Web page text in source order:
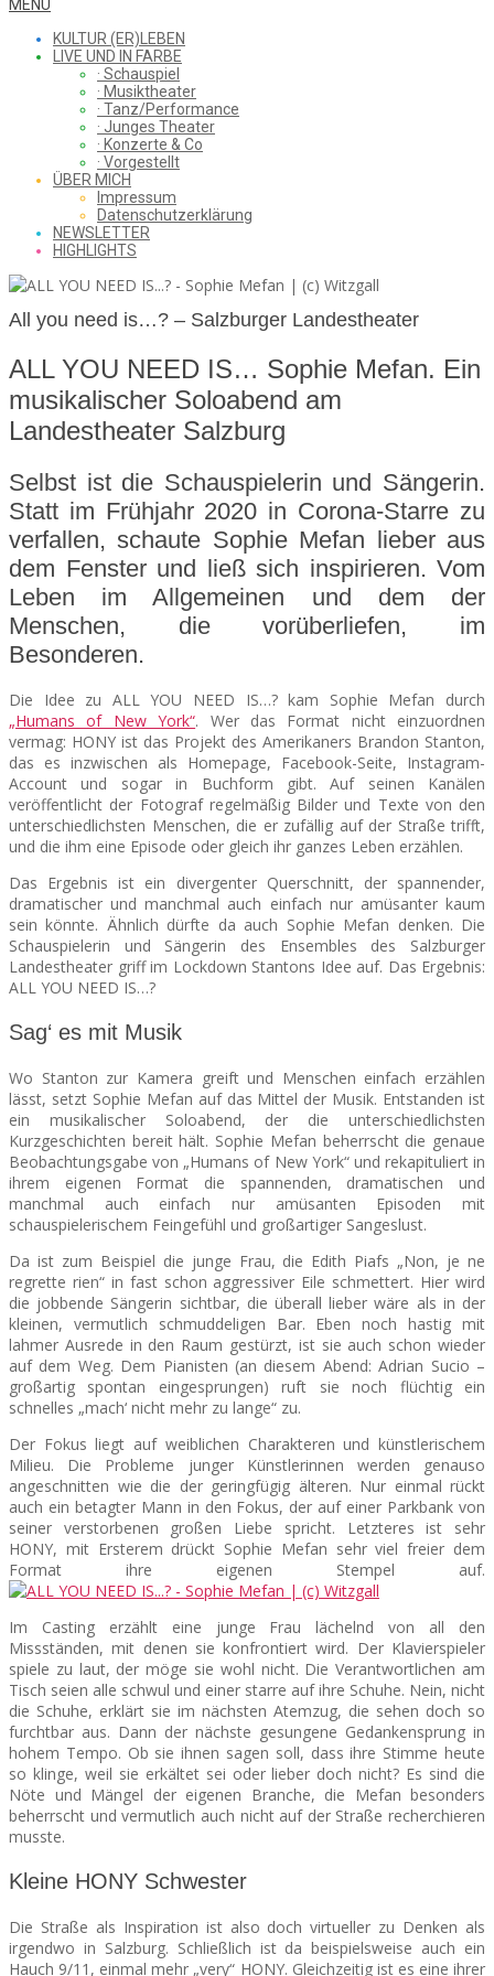
WHAT
SAW
FROM
THE
CHEAP
SEATS
Menu
MENU
KULTUR (ER)LEBEN
LIVE UND IN FARBE
· Schauspiel
· Musiktheater
· Tanz/Performance
· Junges Theater
· Konzerte & Co
· Vorgestellt
ÜBER MICH
Impressum
Datenschutzerklärung
NEWSLETTER
HIGHLIGHTS
All you need is…? – Salzburger Landestheater
ALL YOU NEED IS… Sophie Mefan. Ein
musikalischer Soloabend am
Landestheater Salzburg
Selbst ist die Schauspielerin und Sängerin.
Statt im Frühjahr 2020 in Corona-Starre zu
verfallen, schaute Sophie Mefan lieber aus
dem Fenster und ließ sich inspirieren. Vom
Leben im Allgemeinen und dem der
Menschen, die vorüberliefen, im
Besonderen.
Die Idee zu ALL YOU NEED IS…? kam Sophie Mefan durch
„Humans of New York“. Wer das Format nicht einzuordnen
vermag: HONY ist das Projekt des Amerikaners Brandon Stanton,
das es inzwischen als Homepage, Facebook-Seite, Instagram-
Account und sogar in Buchform gibt. Auf seinen Kanälen
veröffentlicht der Fotograf regelmäßig Bilder und Texte von den
unterschiedlichsten Menschen, die er zufällig auf der Straße trifft,
und die ihm eine Episode oder gleich ihr ganzes Leben erzählen.
Das Ergebnis ist ein divergenter Querschnitt, der spannender,
dramatischer und manchmal auch einfach nur amüsanter kaum
sein könnte. Ähnlich dürfte da auch Sophie Mefan denken. Die
Schauspielerin und Sängerin des Ensembles des Salzburger
Landestheater griff im Lockdown Stantons Idee auf. Das Ergebnis:
ALL YOU NEED IS…?
Sag‘ es mit Musik
Wo Stanton zur Kamera greift und Menschen einfach erzählen
lässt, setzt Sophie Mefan auf das Mittel der Musik. Entstanden ist
ein musikalischer Soloabend, der die unterschiedlichsten
Kurzgeschichten bereit hält. Sophie Mefan beherrscht die genaue
Beobachtungsgabe von „Humans of New York“ und rekapituliert in
ihrem eigenen Format die spannenden, dramatischen und
manchmal auch einfach nur amüsanten Episoden mit
schauspielerischem Feingefühl und großartiger Sangeslust.
Da ist zum Beispiel die junge Frau, die Edith Piafs „Non, je ne
regrette rien“ in fast schon aggressiver Eile schmettert. Hier wird
die jobbende Sängerin sichtbar, die überall lieber wäre als in der
kleinen, vermutlich schmuddeligen Bar. Eben noch hastig mit
lahmer Ausrede in den Raum gestürzt, ist sie auch schon wieder
auf dem Weg. Dem Pianisten (an diesem Abend: Adrian Sucio –
großartig spontan eingesprungen) ruft sie noch flüchtig ein
schnelles „mach‘ nicht mehr zu lange“ zu.
Der Fokus liegt auf weiblichen Charakteren und künstlerischem
Milieu. Die Probleme junger Künstlerinnen werden genauso
angeschnitten wie die der geringfügig älteren. Nur einmal rückt
auch ein betagter Mann in den Fokus, der auf einer Parkbank von
seiner verstorbenen großen Liebe spricht. Letzteres ist sehr
HONY, mit Ersterem drückt Sophie Mefan sehr viel freier dem
Format ihre eigenen Stempel auf.
Im Casting erzählt eine junge Frau lächelnd von all den
Missständen, mit denen sie konfrontiert wird. Der Klavierspieler
spiele zu laut, der möge sie wohl nicht. Die Verantwortlichen am
Tisch seien alle schwul und einer starre auf ihre Schuhe. Nein, nicht
die Schuhe, erklärt sie im nächsten Atemzug, die sehen doch so
furchtbar aus. Dann der nächste gesungene Gedankensprung in
hohem Tempo. Ob sie ihnen sagen soll, dass ihre Stimme heute
so klinge, weil sie erkältet sei oder lieber doch nicht? Es sind die
Nöte und Mängel der eigenen Branche, die Mefan besonders
beherrscht und vermutlich auch nicht auf der Straße recherchieren
musste.
Kleine HONY Schwester
Die Straße als Inspiration ist also doch virtueller zu Denken als
irgendwo in Salzburg. Schließlich ist da beispielsweise auch ein
Hauch 9/11, einmal mehr „very“ HONY. Gleichzeitig ist es eine ihrer